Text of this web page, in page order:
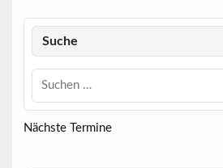
Suche
Nächste Termine